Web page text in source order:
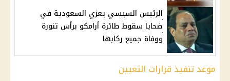
الرئيس السيسي يعزي السعودية في
ضحايا سقوط طائرة أرامكو برأس تنورة
ووفاة جميع ركابها
موعد تنفيذ قرارات التعيين